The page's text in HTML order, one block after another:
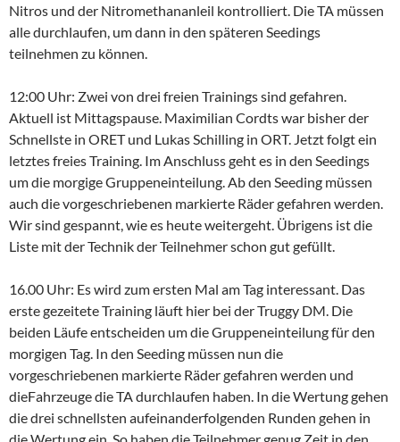
Nitros und der Nitromethananleil kontrolliert. Die TA müssen
alle durchlaufen, um dann in den späteren Seedings
teilnehmen zu können.
12:00 Uhr: Zwei von drei freien Trainings sind gefahren.
Aktuell ist Mittagspause. Maximilian Cordtswar bisher der
Schnellste in ORET und Lukas Schilling in ORT. Jetzt folgt ein
letztes freies Training. Im Anschluss geht es in den Seedings
um die morgige Gruppeneinteilung. Ab den Seeding müssen
auch die vorgeschriebenen markierte Räder gefahren werden.
Wir sind gespannt, wie es heute weitergeht. Übrigens ist die
Liste mit der Technik der Teilnehmer schon gut gefüllt.
16.00 Uhr: Es wird zum ersten Mal am Tag interessant. Das
erste gezeitete Training läuft hier bei der Truggy DM. Die
beiden Läufe entscheiden um die Gruppeneinteilung für den
morgigen Tag. In den Seeding müssen nun die
vorgeschriebenen markierte Räder gefahren werden und
dieFahrzeuge die TA durchlaufen haben. In die Wertung gehen
die drei schnellsten aufeinanderfolgenden Runden gehen in